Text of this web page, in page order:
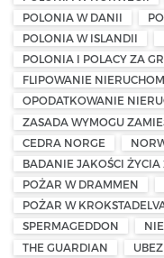
POLONIA W DANII
POLONIA W ISLANDII
POLONIA I POLACY ZA
FLIPOWANIE
OPODATKOWANIE
ZASADA WYMOGU
CEDRA NORGE
BADANIE JAKOŚCI ŻYCIA
POŻAR W DRAMMEN
POŻAR W
SPERMAGEDDON
THE GUARDIAN